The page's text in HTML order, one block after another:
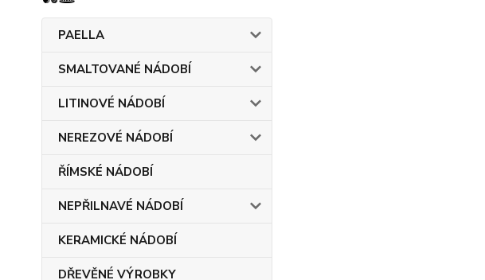
PAELLA
SMALTOVANÉ NÁDOBÍ
LITINOVÉ NÁDOBÍ
NEREZOVÉ NÁDOBÍ
ŘÍMSKÉ NÁDOBÍ
NEPŘILNAVÉ NÁDOBÍ
KERAMICKÉ NÁDOBÍ
DŘEVĚNÉ VÝROBKY